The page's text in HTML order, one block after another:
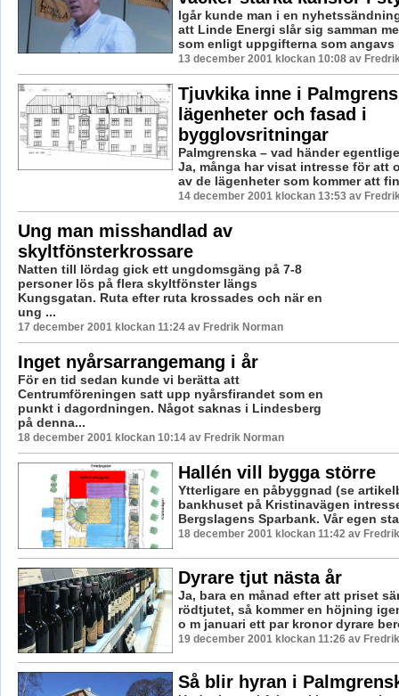
Igår kunde man i en
att Linde Energi slår sig samman
som enligt uppgifterna som angavs
13 december 2001 klockan 10:08 av
Tjuvkika inne i
lägenheter och fasad i
bygglovsritningar
Palmgrenska – vad händer
Ja, många har visat intresse för att
av de lägenheter som kommer att
14 december 2001 klockan 13:53 av
Ung man misshandlad av
skyltfönsterkrossare
Natten till lördag gick ett ungdomsgäng på 7-8
personer lös på flera skyltfönster längs
Kungsgatan. Ruta efter ruta krossades och när en
ung ...
17 december 2001 klockan 11:24 av Fredrik Norman
Inget nyårsarrangemang i år
För en tid sedan kunde vi berätta att
Centrumföreningen satt upp nyårsfirandet som en
punkt i dagordningen. Något saknas i Lindesberg
på denna...
18 december 2001 klockan 10:14 av Fredrik Norman
Hallén vill bygga större
Ytterligare en påbyggnad (se
bankhuset på Kristinavägen
Bergslagens Sparbank. Vår egen
18 december 2001 klockan 11:42 av
Dyrare tjut nästa år
Ja, bara en månad efter att priset
rödtjutet, så kommer en höjning
o m januari ett par kronor dyrare
19 december 2001 klockan 11:26 av
Så blir hyran i